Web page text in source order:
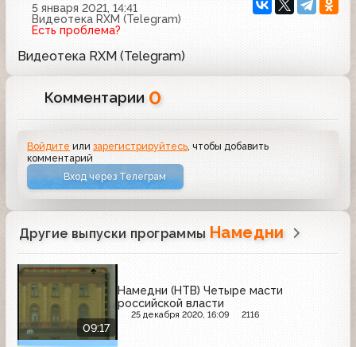
5 января 2021, 14:41
Видеотека RXM (Telegram)
Есть проблема?
Видеотека RXM (Telegram)
Комментарии 0
Войдите илизарегистрируйтесь , чтобы добавить
комментарий
Вход через Телеграм
Другие выпуски программы Намедни
09:17
Намедни (НТВ) Четыре масти
российской власти
25 декабря 2020, 16:09 2116